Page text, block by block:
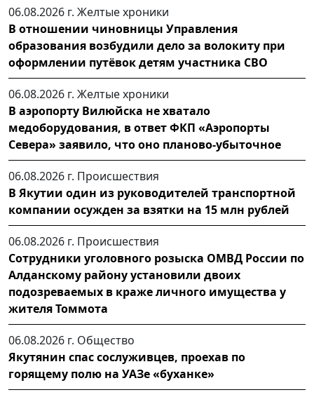
06.08.2026 г. Желтые хроники
В отношении чиновницы Управления
образования возбудили дело за волокиту при
оформлении путёвок детям участника СВО
06.08.2026 г. Желтые хроники
В аэропорту Вилюйска не хватало
медоборудования, в ответ ФКП «Аэропорты
Севера» заявило, что оно планово-убыточное
06.08.2026 г. Происшествия
В Якутии один из руководителей транспортной
компании осужден за взятки на 15 млн рублей
06.08.2026 г. Происшествия
Сотрудники уголовного розыска ОМВД России по
Алданскому району установили двоих
подозреваемых в краже личного имущества у
жителя Томмота
06.08.2026 г. Общество
Якутянин спас сослуживцев, проехав по
горящему полю на УАЗе «буханке»